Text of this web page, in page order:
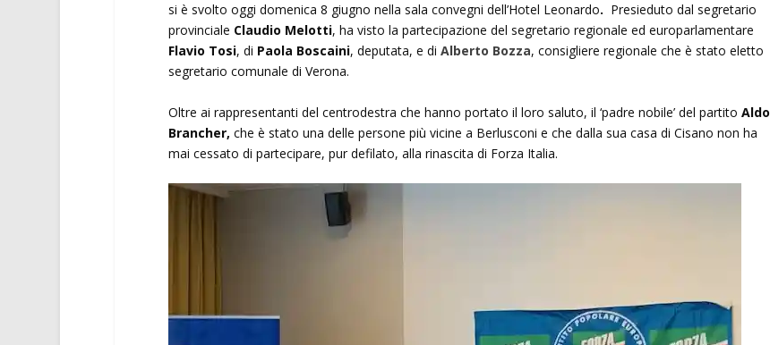
si è svolto oggi domenica 8 giugno nella sala convegni dell’Hotel Leonardo. Presieduto dal segretario
provinciale Claudio Melotti, ha visto la partecipazione del segretario regionale ed europarlamentare
Flavio Tosi, di Paola Boscaini, deputata, e di Alberto Bozza, consigliere regionale che è stato eletto
segretario comunale di Verona.
Oltre ai rappresentanti del centrodestra che hanno portato il loro saluto, il ‘padre nobile’ del partito Aldo
Brancher, che è stato una delle persone più vicine a Berlusconi e che dalla sua casa di Cisano non ha
mai cessato di partecipare, pur defilato, alla rinascita di Forza Italia.